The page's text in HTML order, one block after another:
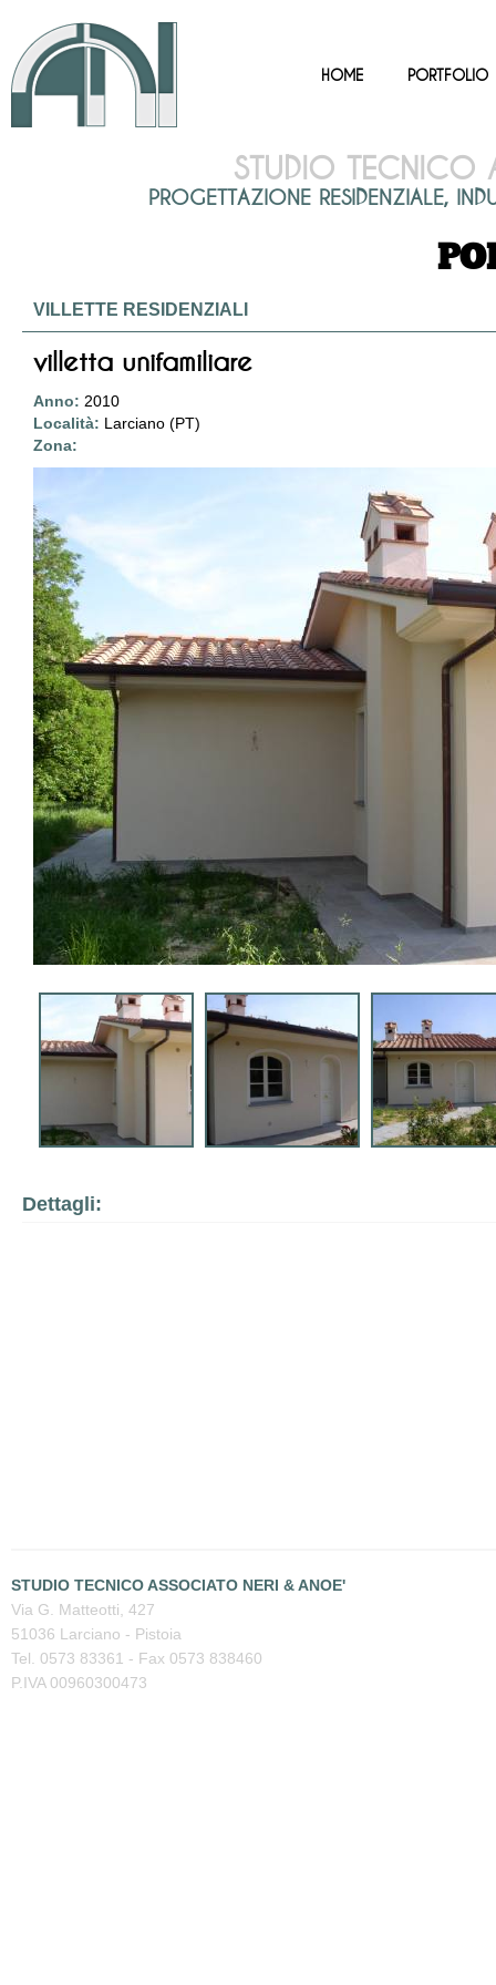
HOME PORTFOLIO
STUDIO
PROGETTAZIONE RESIDENZIALE,
VILLETTE RESIDENZIALI
villetta unifamiliare
Anno: 2010
Località: Larciano (PT)
Zona:
Dettagli:
STUDIO TECNICO ASSOCIATO NERI & ANOE'
Via G. Matteotti, 427
51036 Larciano - Pistoia
Tel. 0573 83361 - Fax 0573 838460
P.IVA 00960300473